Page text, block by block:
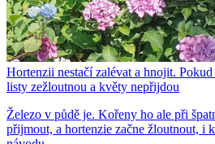
Hortenzii nestačí zalévat a hnojit.
listy zežloutnou a květy nepřijdou
Železo v půdě je. Kořeny ho ale při
přijmout, a hortenzie začne žloutnout, i